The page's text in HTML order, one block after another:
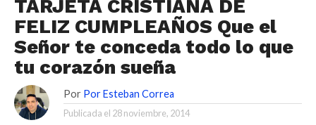
TARJETA CRISTIANA DE
FELIZ CUMPLEAÑOS Que el
Señor te conceda todo lo que
tu corazón sueña
Por Por Esteban Correa
Publicada el 28 noviembre, 2014